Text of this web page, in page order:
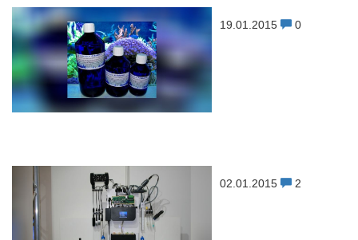
19.01.2015 0
02.01.2015 2